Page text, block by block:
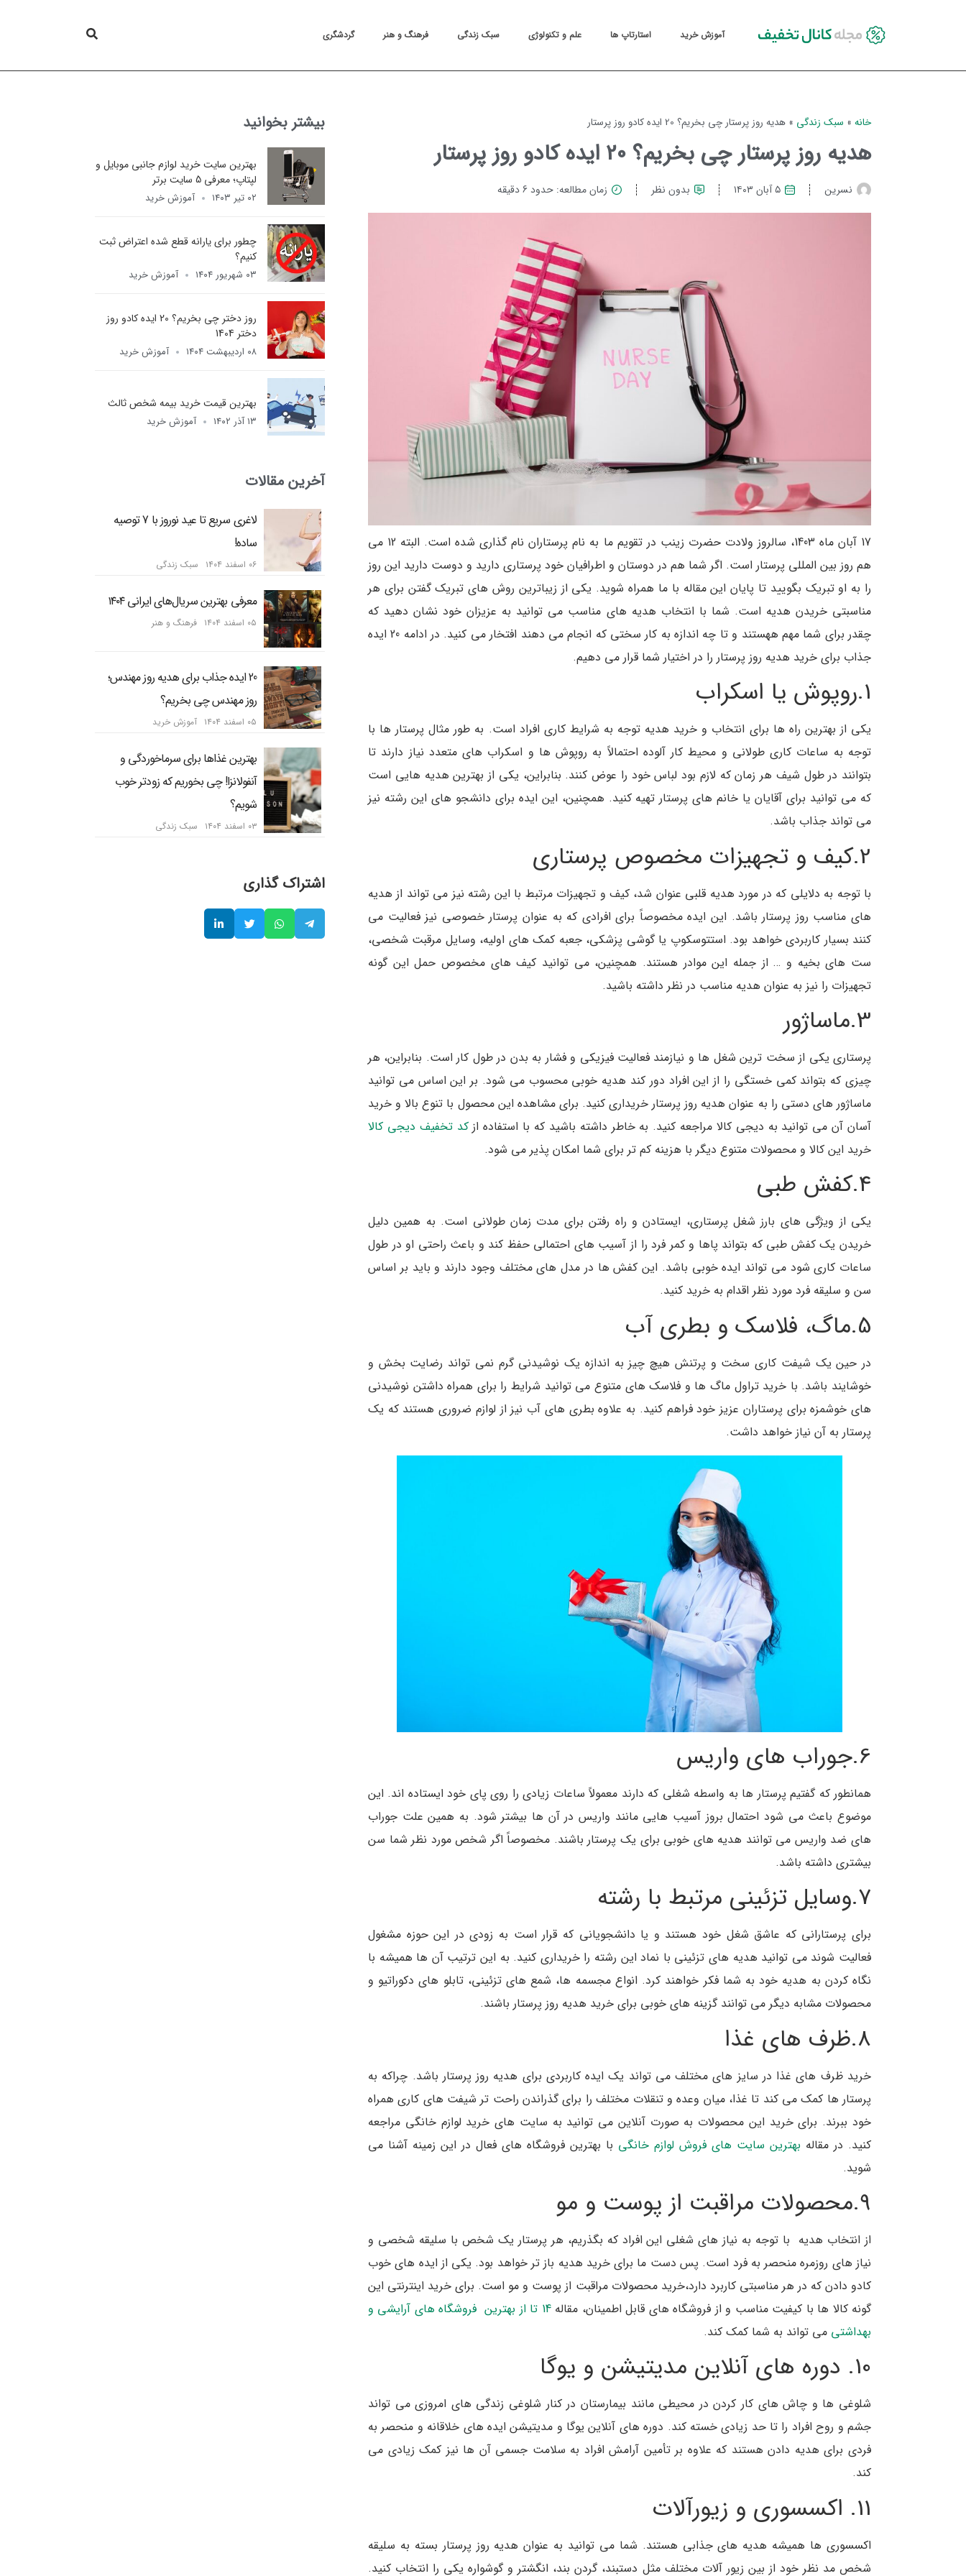
آموزش خرید استارتاپ ها علم و تکنولوژی سبک زندگی فرهنگ و هنر گردشگری
خانه » سبک زندگی » هدیه روز پرستار چی بخریم؟ 20 ایده کادو روز پرستار
هدیه روز پرستار چی بخریم؟ 20 ایده کادو روز پرستار
نسرین ۵ آبان ۱۴۰۳ بدون نظر زمان مطالعه: حدود 6 دقیقه
17 آبان ماه 1403، سالروز ولادت حضرت زینب در تقویم ما به نام پرستاران نام گذاری شده است. البته 12 می
هم روز بین المللی پرستار است. اگر شما هم در دوستان و اطرافیان خود پرستاری دارید و دوست دارید این روز
را به او تبریک بگویید تا پایان این مقاله با ما همراه شوید. یکی از زیباترین روش های تبریک گفتن برای هر
مناسبتی خریدن هدیه است. شما با انتخاب هدیه های مناسب می توانید به عزیزان خود نشان دهید که
چقدر برای شما مهم ههستند و تا چه اندازه به کار سختی که انجام می دهند افتخار می کنید. در ادامه 20 ایده
جذاب برای خرید هدیه روز پرستار را در اختیار شما قرار می دهیم.
1.روپوش یا اسکراب
یکی از بهترین راه ها برای انتخاب و خرید هدیه توجه به شرایط کاری افراد است. به طور مثال پرستار ها با
توجه به ساعات کاری طولانی و محیط کار آلوده احتمالاً به روپوش ها و اسکراب های متعدد نیاز دارند تا
بتوانند در طول شیف هر زمان که لازم بود لباس خود را عوض کنند. بنابراین، یکی از بهترین هدیه هایی است
که می توانید برای آقایان یا خانم های پرستار تهیه کنید. همچنین، این ایده برای دانشجو های این رشته نیز
می تواند جذاب باشد.
2.کیف و تجهیزات مخصوص پرستاری
با توجه به دلایلی که در مورد هدیه قلبی عنوان شد، کیف و تجهیزات مرتبط با این رشته نیز می تواند از هدیه
های مناسب روز پرستار باشد. این ایده مخصوصاً برای افرادی که به عنوان پرستار خصوصی نیز فعالیت می
کنند بسیار کاربردی خواهد بود. استتوسکوپ یا گوشی پزشکی، جعبه کمک های اولیه، وسایل مرقبت شخصی،
ست های بخیه و … از جمله این موادر هستند. همچنین، می توانید کیف های مخصوص حمل این گونه
تجهیزات را نیز به عنوان هدیه مناسب در نظر داشته باشید.
3.ماساژور
پرستاری یکی از سخت ترین شغل ها و نیازمند فعالیت فیزیکی و فشار به بدن در طول کار است. بنابراین، هر
چیزی که بتواند کمی خستگی را از این افراد دور کند هدیه خوبی محسوب می شود. بر این اساس می توانید
ماساژور های دستی را به عنوان هدیه روز پرستار خریداری کنید. برای مشاهده این محصول با تنوع بالا و خرید
آسان آن می توانید به دیجی کالا مراجعه کنید. به خاطر داشته باشید که با استفاده ازکد تخفیف دیجی کالا
خرید این کالا و محصولات متنوع دیگر با هزینه کم تر برای شما امکان پذیر می شود.
4.کفش طبی
یکی از ویژگی های بارز شغل پرستاری، ایستادن و راه رفتن برای مدت زمان طولانی است. به همین دلیل
خریدن یک کفش طبی که بتواند پاها و کمر فرد را از آسیب های احتمالی حفظ کند و باعث راحتی او در طول
ساعات کاری شود می تواند ایده خوبی باشد. این کفش ها در مدل های مختلف وجود دارند و باید بر اساس
سن و سلیقه فرد مورد نظر اقدام به خرید کنید.
5.ماگ، فلاسک و بطری آب
در حین یک شیفت کاری سخت و پرتنش هیچ چیز به اندازه یک نوشیدنی گرم نمی تواند رضایت بخش و
خوشایند باشد. با خرید تراول ماگ ها و فلاسک های متنوع می توانید شرایط را برای همراه داشتن نوشیدنی
های خوشمزه برای پرستاران عزیز خود فراهم کنید. به علاوه بطری های آب نیز از لوازم ضروری هستند که یک
پرستار به آن نیاز خواهد داشت.
6.جوراب های واریس
همانطور که گفتیم پرستار ها به واسطه شغلی که دارند معمولاً ساعات زیادی را روی پای خود ایستاده اند. این
موضوع باعث می شود احتمال بروز آسیب هایی مانند واریس در آن ها بیشتر شود. به همین علت جوراب
های ضد واریس می توانند هدیه های خوبی برای یک پرستار باشند. مخصوصاً اگر شخص مورد نظر شما سن
بیشتری داشته باشد.
7.وسایل تزئینی مرتبط با رشته
برای پرستارانی که عاشق شغل خود هستند و یا دانشجویانی که قرار است به زودی در این حوزه مشغول
فعالیت شوند می توانید هدیه های تزئینی با نماد این رشته را خریداری کنید. به این ترتیب آن ها همیشه با
نگاه کردن به هدیه خود به شما فکر خواهند کرد. انواع مجسمه ها، شمع های تزئینی، تابلو های دکوراتیو و
محصولات مشابه دیگر می توانند گزینه های خوبی برای خرید هدیه روز پرستار باشند.
8.ظرف های غذا
خرید ظرف های غذا در سایز های مختلف می تواند یک ایده کاربردی برای هدیه روز پرستار باشد. چراکه به
پرستار ها کمک می کند تا غذا، میان وعده و تنقلات مختلف را برای گذراندن راحت تر شیفت های کاری همراه
خود ببرند. برای خرید این محصولات به صورت آنلاین می توانید به سایت های خرید لوازم خانگی مراجعه
کنید. در مقاله بهترین سایت های فروش لوازم خانگی با بهترین فروشگاه های فعال در این زمینه آشنا می
شوید.
9.محصولات مراقبت از پوست و مو
از انتخاب هدیه با توجه به نیاز های شغلی این افراد که بگذریم، هر پرستار یک شخص با سلیقه شخصی و
نیاز های روزمره منحصر به فرد است. پس دست ما برای خرید هدیه باز تر خواهد بود. یکی از ایده های خوب
کادو دادن که در هر مناسبتی کاربرد دارد،خرید محصولات مراقبت از پوست و مو است. برای خرید اینترنتی این
گونه کالا ها با کیفیت مناسب و از فروشگاه های قابل اطمینان، مقاله
14 تا از بهترین فروشگاه های آرایشی و
بهداشتی می تواند به شما کمک کند.
10. دوره های آنلاین مدیتیشن و یوگا
شلوغی ها و چاش های کار کردن در محیطی مانند بیمارستان در کنار شلوغی زندگی های امروزی می تواند
جشم و روح افراد را تا حد زیادی خسته کند. دوره های آنلاین یوگا و مدیتیشن ایده های خلاقانه و منحصر به
فردی برای هدیه دادن هستند که علاوه بر تأمین آرامش افراد به سلامت جسمی آن ها نیز کمک زیادی می
کند.
11. اکسسوری و زیورآلات
اکسسوری ها همیشه هدیه های جذابی هستند. شما می توانید به عنوان هدیه روز پرستار بسته به سلیقه
شخص مد نظر خود از بین زیور آلات مختلف مثل دستبند، گردن بند، انگشتر و گوشواره یکی را انتخاب کنید.
بیشتر بخوانید
بهترین سایت خرید لوازم جانبی موبایل و
لپتاپ؛ معرفی 5 سایت برتر
۰۲ تیر ۱۴۰۳ آموزش خرید
چطور برای یارانه قطع شده اعتراض ثبت
کنیم؟
۰۳ شهریور ۱۴۰۴ آموزش خرید
روز دختر چی بخریم؟ 20 ایده کادو روز
دختر 1404
۰۸ اردیبهشت ۱۴۰۴ آموزش خرید
بهترین قیمت خرید بیمه شخص ثالث
۱۳ آذر ۱۴۰۲ آموزش خرید
آخرین مقالات
لاغری سریع تا عید نوروز با 7 توصیه
ساده!
۰۶ اسفند ۱۴۰۴ سبک زندگی
معرفی بهترین سریال‌های ایرانی ۱۴۰۴
۰۵ اسفند ۱۴۰۴ فرهنگ و هنر
20 ایده جذاب برای هدیه روز مهندس؛
روز مهندس چی بخریم؟
۰۵ اسفند ۱۴۰۴ آموزش خرید
بهترین غذاها برای سرماخوردگی و
آنفولانزا! چی بخوریم که زودتر خوب
شویم؟
۰۳ اسفند ۱۴۰۴ سبک زندگی
اشتراک گذاری